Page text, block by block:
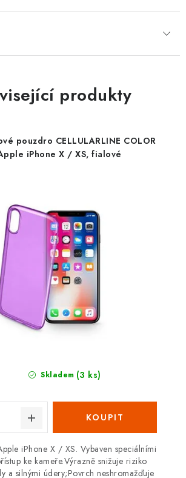
produkty
pouzdro CELLULARLINE COLOR
iPhone X / XS, fialové
Skladem (3 ks)
iPhone X / XS. Vybaven speciálními
ke kameře.Výrazně snižuje riziko
a silnými údery;Povrch neshromažďuje